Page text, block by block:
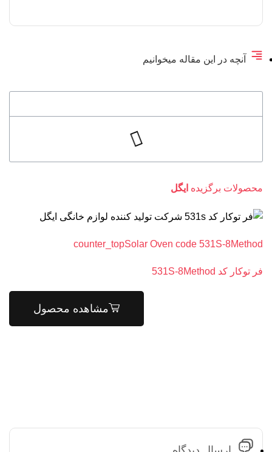
آنچه در این مقاله میخوانیم
محصولات برگزیده ایگل
counter_topSolar Oven code 531S-8Method
فر توکار کد 531S-8Method
مشاهده محصول